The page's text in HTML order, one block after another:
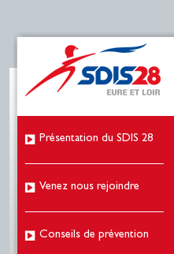
Présentation du SDIS 28
Venez nous rejoindre
Conseils de prévention